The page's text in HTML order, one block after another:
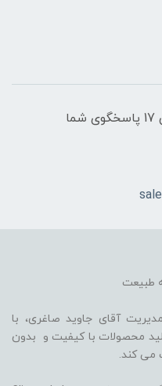
شنبه تا پنج شنبه ، از ساعت 9 الی 17 پاسخگوی شما
طبیعت
آقای جاوید صاغری، با
محصولات با کیفیت و بدون
می کند.